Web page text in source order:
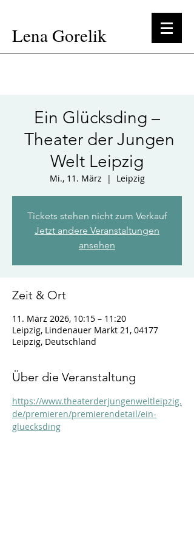
Lena Gorelik
Ein Glücksding –
Theater der Jungen
Welt Leipzig
Mi., 11. März
  |
Leipzig
Tickets stehen nicht zum Verkauf
Jetzt andere Veranstaltungen
ansehen
Zeit & Ort
11. März 2026, 10:15 – 11:20
Leipzig, Lindenauer Markt 21, 04177
Leipzig, Deutschland
Über die Veranstaltung
https://www.theaterderjungenweltleipzig.
de/premieren/premierendetail/ein-
gluecksding